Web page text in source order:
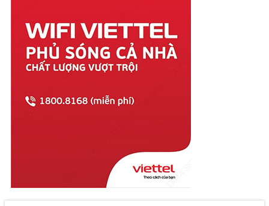
Thừa Thiên Huế
Tiền Giang
Trà Vinh
Tuyên Quang
Vĩnh Phúc
Vũng Tàu